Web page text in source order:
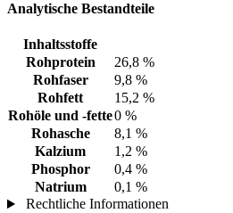
Analytische Bestandteile
Inhaltsstoffe
Rohprotein
26,8 %
Rohfaser
9,8 %
Rohfett
15,2 %
Rohöle und -fette0 %
Rohasche
8,1 %
Kalzium
1,2 %
Phosphor
0,4 %
Natrium
0,1 %
Rechtliche Informationen